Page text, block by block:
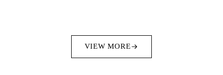
VIEW MORE